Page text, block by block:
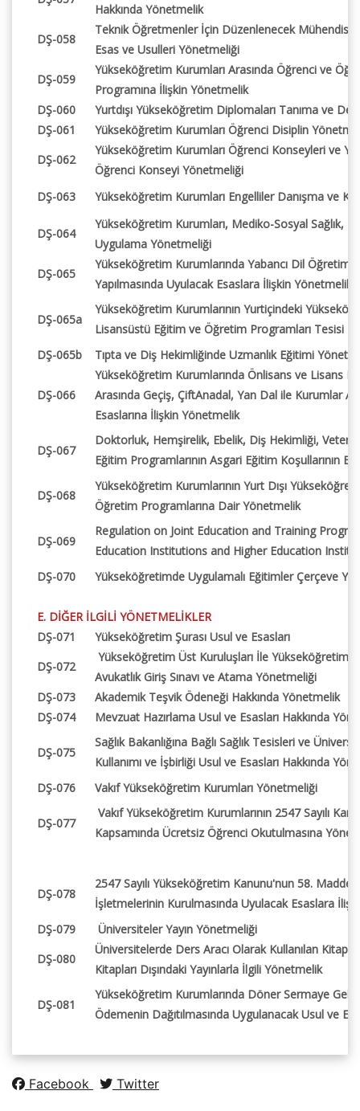
Hakkında Yönetmelik
DŞ-058
Teknik Öğretmenler İçin Düzenlenecek
Esas ve Usulleri Yönetmeliği
DŞ-059
Yükseköğretim Kurumları Arasında Öğrenci ve
Programına İlişkin Yönetmelik
DŞ-060
Yurtdışı Yükseköğretim Diplomaları Tanıma ve
DŞ-061
Yükseköğretim Kurumları Öğrenci Disiplin
DŞ-062
Yükseköğretim Kurumları Öğrenci Konseyleri ve
Öğrenci Konseyi Yönetmeliği
DŞ-063
Yükseköğretim Kurumları Engelliler Danışma ve
DŞ-064
Yükseköğretim Kurumları, Mediko-Sosyal Sağlık,
Uygulama Yönetmeliği
DŞ-065
Yükseköğretim Kurumlarında Yabancı Dil Öğretimi
Yapılmasında Uyulacak Esaslara İlişkin Yönetmelik
DŞ-065a
Yükseköğretim Kurumlarının Yurtiçindeki
Lisansüstü Eğitim ve Öğretim Programları Tesisi
DŞ-065b
Tıpta ve Diş Hekimliğinde Uzmanlık Eğitimi
DŞ-066
Yükseköğretim Kurumlarında Önlisans ve Lisans
Arasında Geçiş, ÇiftAnadal, Yan Dal ile Kurumlar
Esaslarına İlişkin Yönetmelik
DŞ-067
Doktorluk, Hemşirelik, Ebelik, Diş Hekimliği,
Eğitim Programlarının Asgari Eğitim Koşullarının
DŞ-068
Yükseköğretim Kurumlarının Yurt Dışı
Öğretim Programlarına Dair Yönetmelik
DŞ-069
Regulation on Joint Education and Training
Education Institutions and Higher Education
DŞ-070
Yükseköğretimde Uygulamalı Eğitimler Çerçeve
E. DİĞER İLGİLİ YÖNETMELİKLER
DŞ-071
Yükseköğretim Şurası Usul ve Esasları​
DŞ-072
Yükseköğretim Üst Kuruluşları İle Yü​kseköğretim
Avukatlık Giriş Sınavı ve Atama Yönetmeliği
DŞ-073
Akademik Teşvik Ödeneği Hakkında Yönetmelik
DŞ-074
Mevzuat Hazırlama Usul ve Esasları Hakkında
DŞ-075
Sağlık Bakanlığına Bağlı Sağlık Tesisleri ve
Kullanımı ve İşbirliği Usul ve Esasları Hakkında
DŞ-076
Vakıf Yükseköğretim Kurumları Yönetmeliği
DŞ-077
Vakıf Yükseköğretim Kurumlarının 2547 Sayılı
Kapsamında Ücretsiz Öğrenci Okutulmasına
DŞ-078
2547 Sayılı Yükseköğretim Kanunu'nun 58.
İşletmelerinin Kurulmasında Uyulacak Esaslara
DŞ-079
Üniversiteler Yayın Yönetmeliği
DŞ-080
Üniversitelerde Ders Aracı Olarak Kullanılan
Kitapları Dışındaki Yayınlarla İlgili Yönetmelik
DŞ-081
Yükseköğretim Kurumlarında Döner Sermaye
Ödemenin Dağıtılmasında Uygulanacak Usul ve
Facebook Twitter